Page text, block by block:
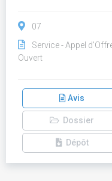
07
Service - Appel
Ouvert
Avis
Dossier
Dépôt